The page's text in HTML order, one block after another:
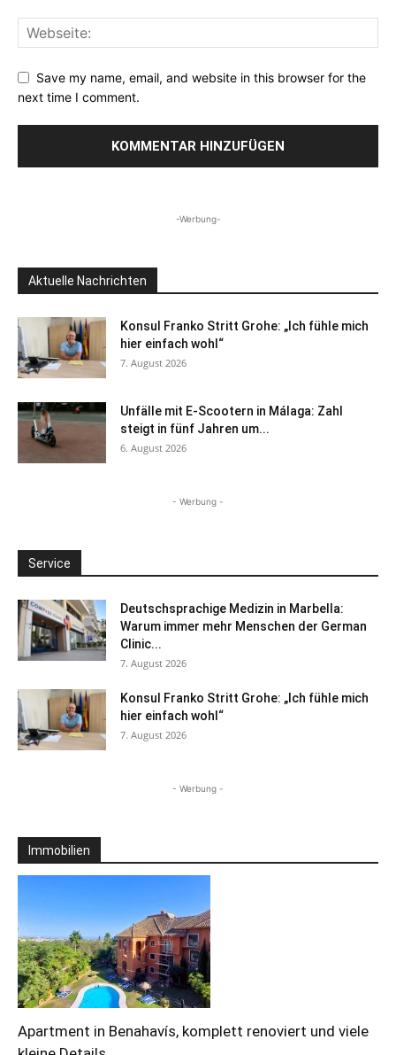
Save my name, email, and website in this browser for the
next time I comment.
-Werbung-
Aktuelle Nachrichten
Konsul Franko Stritt Grohe: „Ich fühle mich
hier einfach wohl“
7. August 2026
Unfälle mit E-Scootern in Málaga: Zahl
steigt in fünf Jahren um...
6. August 2026
- Werbung -
Service
Deutschsprachige Medizin in Marbella:
Warum immer mehr Menschen der German
Clinic...
7. August 2026
Konsul Franko Stritt Grohe: „Ich fühle mich
hier einfach wohl“
7. August 2026
- Werbung -
Immobilien
Apartment in Benahavís, komplett renoviert und viele